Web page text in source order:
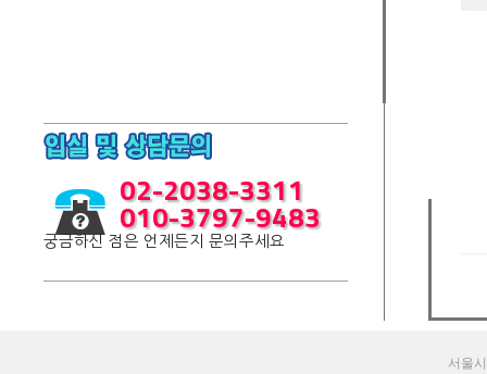
02-2038-3311
010-3797-9483
궁금하신 점은 언제든지 문의주세요
서울